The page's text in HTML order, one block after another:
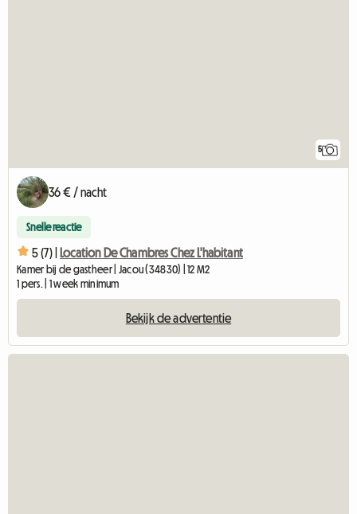
5
36 € / nacht
Snelle reactie
5 (7) | Location De Chambres Chez L'habitant
Kamer bij de gastheer | Jacou (34830) | 12 M2
1 pers. | 1 week minimum
Bekijk de advertentie